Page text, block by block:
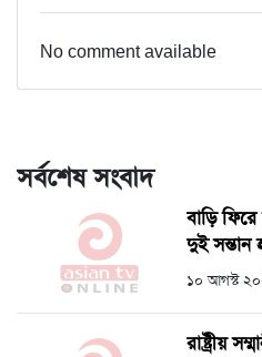
No comment available
সর্বশেষ সংবাদ
বাড়ি
দুই সন্তান
১০ আগস্ট
রাষ্ট্রীয়